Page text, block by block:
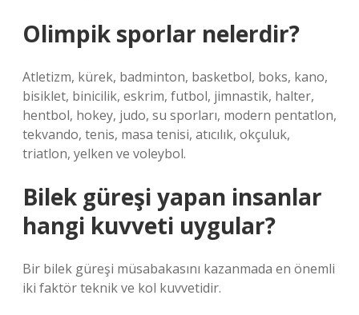
Olimpik sporlar nelerdir?
Atletizm, kürek, badminton, basketbol, ​​boks, kano,
bisiklet, binicilik, eskrim, futbol, ​​jimnastik, halter,
hentbol, ​​hokey, judo, su sporları, modern pentatlon,
tekvando, tenis, masa tenisi, atıcılık, okçuluk,
triatlon, yelken ve voleybol.
Bilek güreşi yapan insanlar
hangi kuvveti uygular?
Bir bilek güreşi müsabakasını kazanmada en önemli
iki faktör teknik ve kol kuvvetidir.